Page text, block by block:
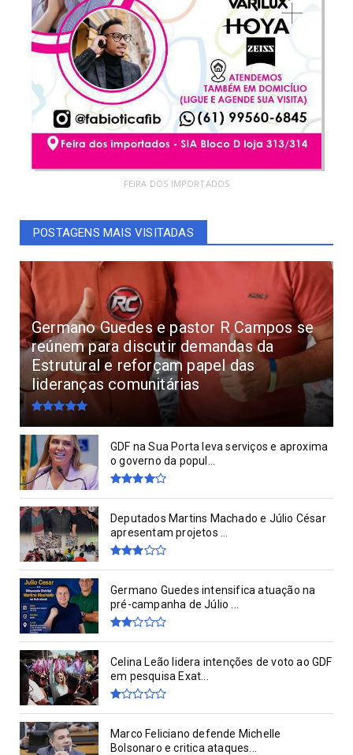
FEIRA DOS IMPORTADOS
POSTAGENS MAIS VISITADAS
Germano Guedes e pastor R Campos se
reúnem para discutir demandas da
Estrutural e reforçam papel das
lideranças comunitárias
GDF na Sua Porta leva serviços e aproxima
o governo da popul...
Deputados Martins Machado e Júlio César
apresentam projetos ...
Germano Guedes intensifica atuação na
pré-campanha de Júlio ...
Celina Leão lidera intenções de voto ao GDF
em pesquisa Exat...
Marco Feliciano defende Michelle
Bolsonaro e critica ataques...